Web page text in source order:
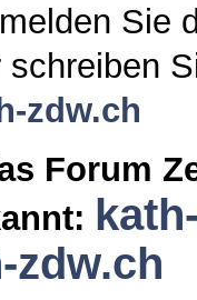
Sie
zdw.ch
Forum
zdw.ch